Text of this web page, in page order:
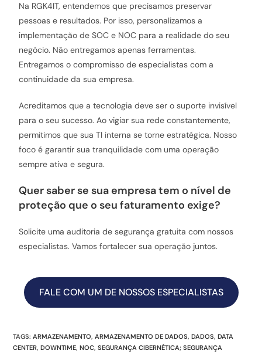
Na RGK4IT, entendemos que precisamos preservar
pessoas e resultados. Por isso, personalizamos a
implementação de SOC e NOC para a realidade do seu
negócio. Não entregamos apenas ferramentas.
Entregamos o compromisso de especialistas com a
continuidade da sua empresa.
Acreditamos que a tecnologia deve ser o suporte invisível
para o seu sucesso. Ao vigiar sua rede constantemente,
permitimos que sua TI interna se torne estratégica. Nosso
foco é garantir sua tranquilidade com uma operação
sempre ativa e segura.
Quer saber se sua empresa tem o nível de
proteção que o seu faturamento exige?
Solicite uma auditoria de segurança gratuita com nossos
especialistas. Vamos fortalecer sua operação juntos.
FALE COM UM DE NOSSOS ESPECIALISTAS
TAGS:ARMAZENAMENTO, ARMAZENAMENTO DE DADOS, DADOS, DATA
CENTER, DOWNTIME, NOC, SEGURANÇA CIBERNÉTICA; SEGURANÇA